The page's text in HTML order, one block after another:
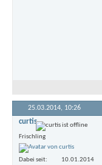
25.03.2014, 10:26
curtis
Frischling
Dabei seit
10.01.2014